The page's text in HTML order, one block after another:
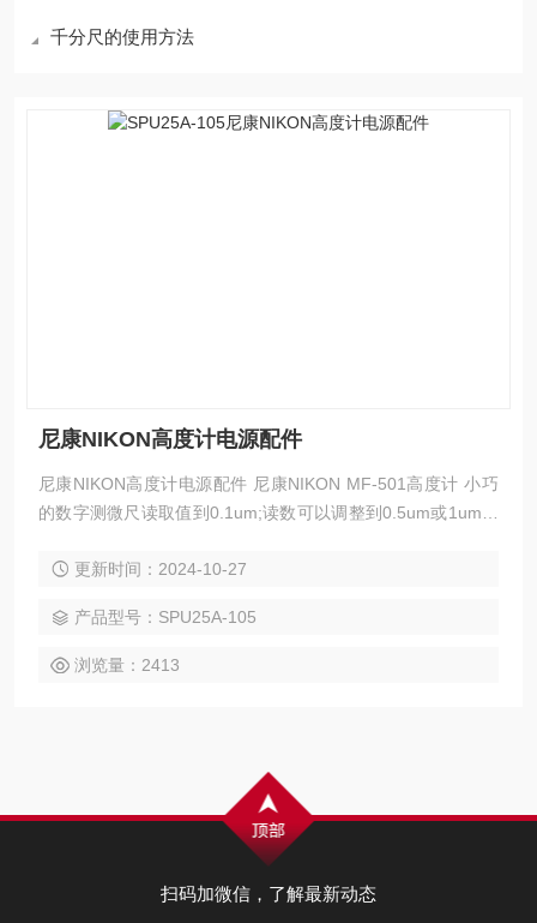
千分尺的使用方法
尼康NIKON高度计电源配件
尼康NIKON高度计电源配件 尼康NIKON MF-501高度计 小巧
的数字测微尺读取值到0.1um;读数可以调整到0.5um或1um。
更新时间：2024-10-27
产品型号：SPU25A-105
浏览量：2413
扫码加微信，了解最新动态